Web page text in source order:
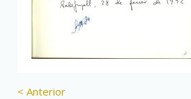
< Anterior